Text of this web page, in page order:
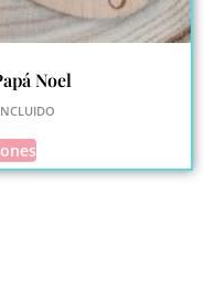
Noel